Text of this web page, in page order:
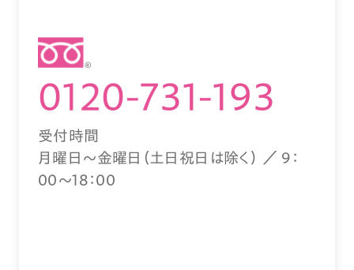
0120-731-193
受付時間
月曜日～金曜日（土日祝日は除く） ／ 9：
00～18：00